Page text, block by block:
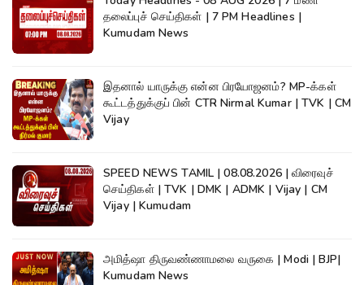
தலைப்புச் செய்திகள் | 7 PM Headlines |
Kumudam News
இதனால் யாருக்கு என்ன பிரயோஜனம்? MP-க்கள்
கூட்டத்துக்குப் பின் CTR Nirmal Kumar | TVK | CM
Vijay
SPEED NEWS TAMIL | 08.08.2026 | விரைவுச்
செய்திகள் | TVK | DMK | ADMK | Vijay | CM
Vijay | Kumudam
அமித்ஷா திருவண்ணாமலை வருகை | Modi | BJP|
Kumudam News